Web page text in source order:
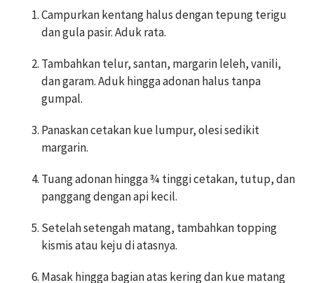
Campurkan kentang halus dengan tepung terigu
dan gula pasir. Aduk rata.
Tambahkan telur, santan, margarin leleh, vanili,
dan garam. Aduk hingga adonan halus tanpa
gumpal.
Panaskan cetakan kue lumpur, olesi sedikit
margarin.
Tuang adonan hingga ¾ tinggi cetakan, tutup, dan
panggang dengan api kecil.
Setelah setengah matang, tambahkan topping
kismis atau keju di atasnya.
Masak hingga bagian atas kering dan kue matang